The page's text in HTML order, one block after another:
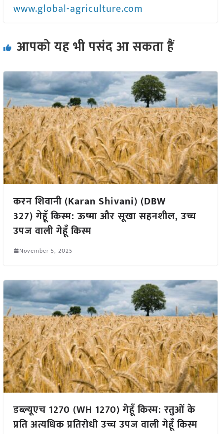
www.global-agriculture.com
आपको यह भी पसंद आ सकता हैं
करन शिवानी (Karan Shivani) (DBW
327) गेहूँ किस्म: ऊष्मा और सूखा सहनशील, उच्च
उपज वाली गेहूँ किस्म
November 5, 2025
डब्ल्यूएच 1270 (WH 1270) गेहूँ किस्म: रतुओं के
प्रति अत्यधिक प्रतिरोधी उच्च उपज वाली गेहूँ किस्म